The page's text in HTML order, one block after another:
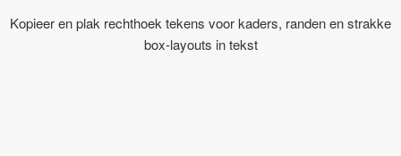
Kopieer en plak rechthoek tekens voor kaders, randen en strakke
box‑layouts in tekst